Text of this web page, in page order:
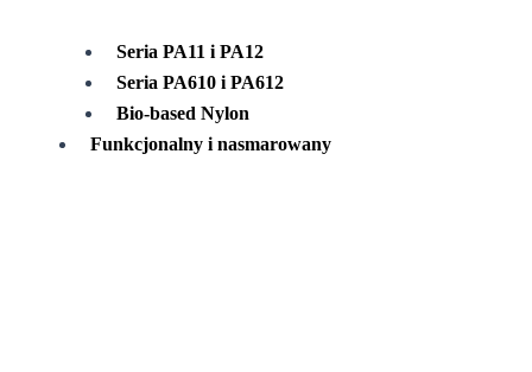
Seria PA11 i PA12
Seria PA610 i PA612
Bio-based Nylon
Funkcjonalny i nasmarowany